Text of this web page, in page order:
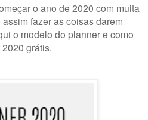
o ano de 2020 com muita
fazer as coisas darem
o modelo do planner e como
grátis.